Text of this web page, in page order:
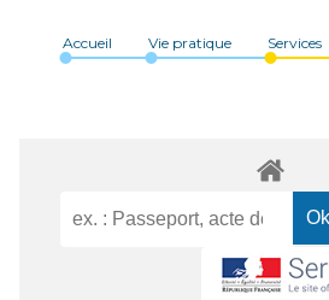
Accueil Vie pratique Services